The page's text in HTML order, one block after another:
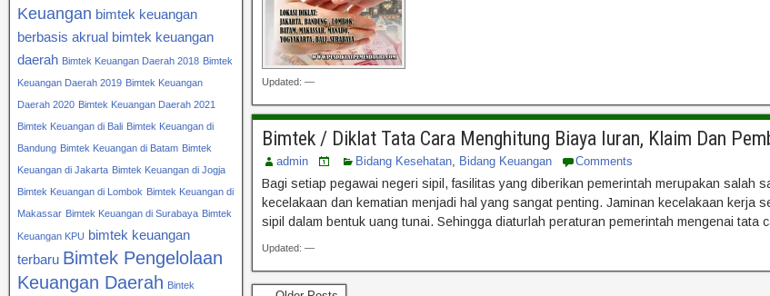
Updated: —
Bimtek / Diklat Tata Cara Menghitung Biaya Iuran, Klaim Dan
admin Bidang Kesehatan, Bidang Keuangan Comments
Bagi setiap pegawai negeri sipil, fasilitas yang diberikan pemerintah merupakan salah
kecelakaan dan kematian menjadi hal yang sangat penting. Jaminan kecelakaan kerja
sipil dalam bentuk uang tunai. Sehingga diaturlah peraturan pemerintah mengenai tata
Updated: —
Keuangan bimtek keuangan
berbasis akrual bimtek keuangan
daerah Bimtek Keuangan Daerah 2018 Bimtek
Keuangan Daerah 2019 Bimtek Keuangan
Daerah 2020 Bimtek Keuangan Daerah 2021
Bimtek Keuangan di Bali Bimtek Keuangan di
Bandung Bimtek Keuangan di Batam Bimtek
Keuangan di Jakarta Bimtek Keuangan di Jogja
Bimtek Keuangan di Lombok Bimtek Keuangan di
Makassar Bimtek Keuangan di Surabaya Bimtek
Keuangan KPU bimtek keuangan
terbaru Bimtek Pengelolaan
Keuangan Daerah Bintek